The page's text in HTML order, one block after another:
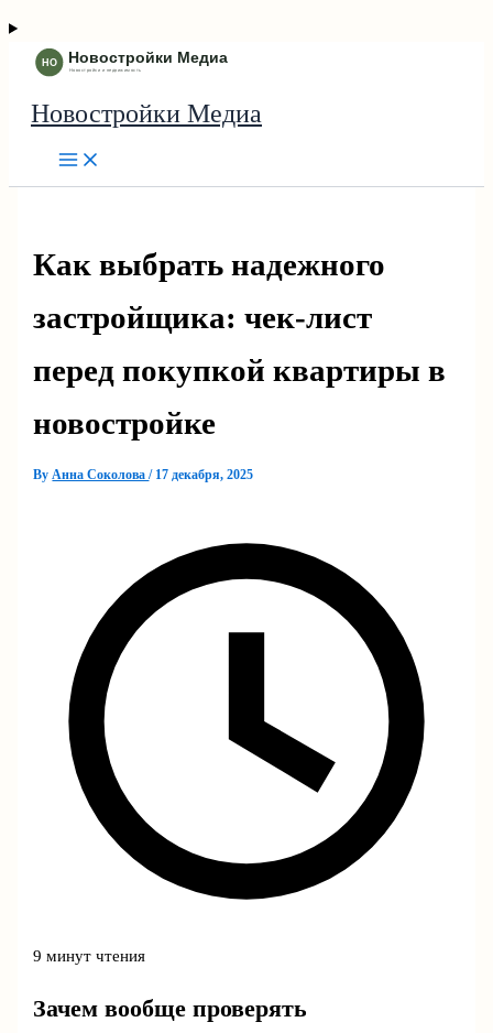
Новостройки Медиа
Как выбрать надежного
застройщика: чек-лист
перед покупкой квартиры в
новостройке
By Анна Соколова/ 17 декабря, 2025
9 минут чтения
Зачем вообще проверять